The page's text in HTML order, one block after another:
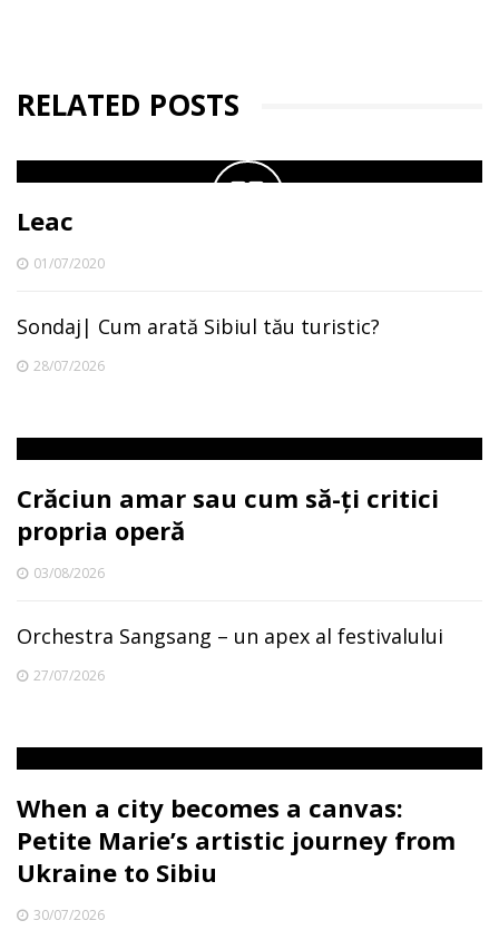
RELATED POSTS
Leac
01/07/2020
Sondaj| Cum arată Sibiul tău turistic?
28/07/2026
Crăciun amar sau cum să-ți critici
propria operă
03/08/2026
Orchestra Sangsang – un apex al festivalului
27/07/2026
When a city becomes a canvas:
Petite Marie’s artistic journey from
Ukraine to Sibiu
30/07/2026